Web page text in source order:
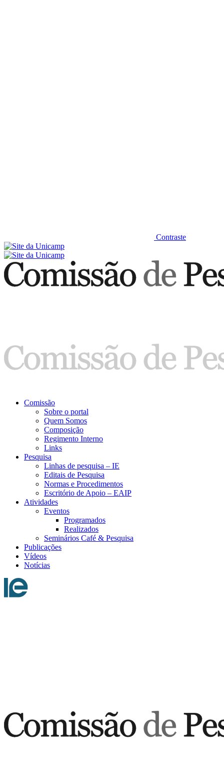
Contraste
Comissão
Sobre o portal
Quem Somos
Composição
Regimento Interno
Links
Pesquisa
Linhas de pesquisa – IE
Editais de Pesquisa
Normas e Procedimentos
Escritório de Apoio – EAIP
Atividades
Eventos
Programados
Realizados
Seminários Café & Pesquisa
Publicações
Vídeos
Notícias